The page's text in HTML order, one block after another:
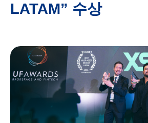
LATAM” 수상